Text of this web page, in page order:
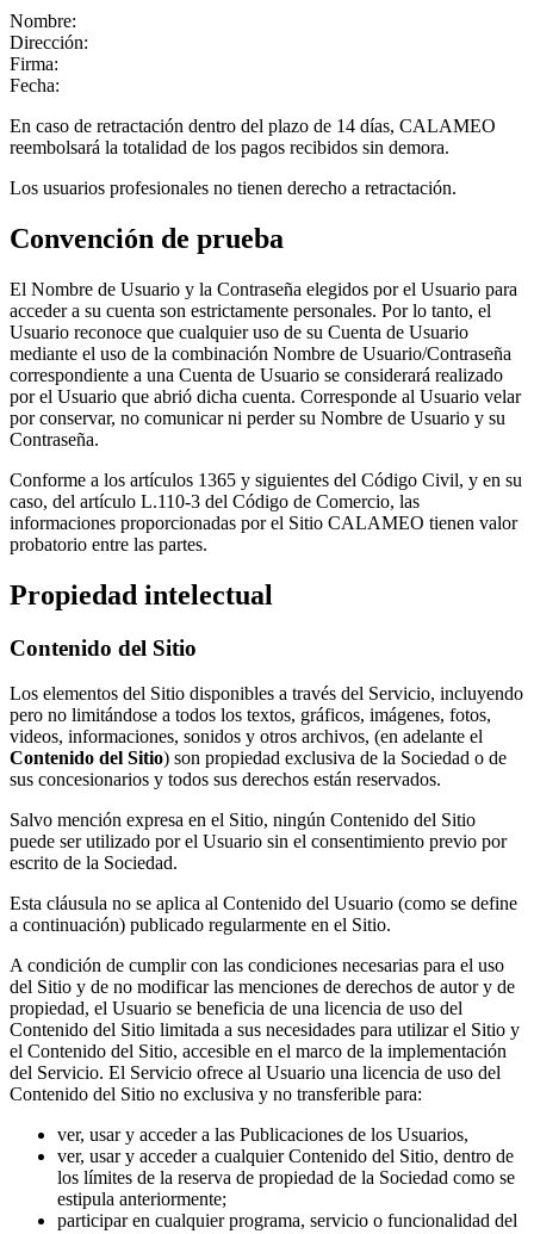
Nombre:
Dirección:
Firma:
Fecha:
En caso de retractación dentro del plazo de 14 días, CALAMEO
reembolsará la totalidad de los pagos recibidos sin demora.
Los usuarios profesionales no tienen derecho a retractación.
Convención de prueba
El Nombre de Usuario y la Contraseña elegidos por el Usuario para
acceder a su cuenta son estrictamente personales. Por lo tanto, el
Usuario reconoce que cualquier uso de su Cuenta de Usuario
mediante el uso de la combinación Nombre de Usuario/Contraseña
correspondiente a una Cuenta de Usuario se considerará realizado
por el Usuario que abrió dicha cuenta. Corresponde al Usuario velar
por conservar, no comunicar ni perder su Nombre de Usuario y su
Contraseña.
Conforme a los artículos 1365 y siguientes del Código Civil, y en su
caso, del artículo L.110-3 del Código de Comercio, las
informaciones proporcionadas por el Sitio CALAMEO tienen valor
probatorio entre las partes.
Propiedad intelectual
Contenido del Sitio
Los elementos del Sitio disponibles a través del Servicio, incluyendo
pero no limitándose a todos los textos, gráficos, imágenes, fotos,
videos, informaciones, sonidos y otros archivos, (en adelante el
Contenido del Sitio) son propiedad exclusiva de la Sociedad o de
sus concesionarios y todos sus derechos están reservados.
Salvo mención expresa en el Sitio, ningún Contenido del Sitio
puede ser utilizado por el Usuario sin el consentimiento previo por
escrito de la Sociedad.
Esta cláusula no se aplica al Contenido del Usuario (como se define
a continuación) publicado regularmente en el Sitio.
A condición de cumplir con las condiciones necesarias para el uso
del Sitio y de no modificar las menciones de derechos de autor y de
propiedad, el Usuario se beneficia de una licencia de uso del
Contenido del Sitio limitada a sus necesidades para utilizar el Sitio y
el Contenido del Sitio, accesible en el marco de la implementación
del Servicio. El Servicio ofrece al Usuario una licencia de uso del
Contenido del Sitio no exclusiva y no transferible para:
ver, usar y acceder a las Publicaciones de los Usuarios,
ver, usar y acceder a cualquier Contenido del Sitio, dentro de
los límites de la reserva de propiedad de la Sociedad como se
estipula anteriormente;
participar en cualquier programa, servicio o funcionalidad del